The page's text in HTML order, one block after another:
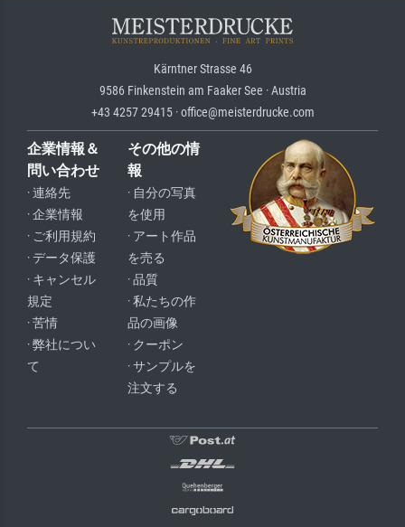
Kärntner Strasse 46
9586 Finkenstein am Faaker See · Austria
+43 4257 29415 · office@meisterdrucke.com
企業情報＆
問い合わせ
· 連絡先
· 企業情報
· ご利用規約
· データ保護
· キャンセル
規定
· 苦情
· 弊社につい
て
その他の情
報
· 自分の写真
を使用
· アート作品
を売る
· 品質
· 私たちの作
品の画像
· クーポン
· サンプルを
注文する